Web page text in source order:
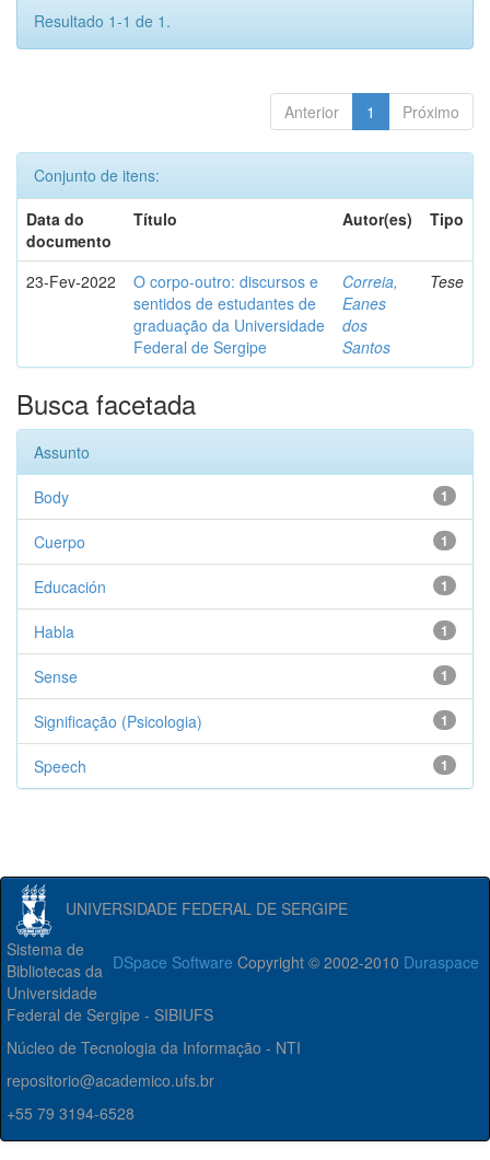
Resultado 1-1 de 1.
Anterior 1 Próximo
Conjunto de itens:
Data do
documento
Título Autor(es) Tipo
23-Fev-2022
O corpo-outro: discursos e
sentidos de estudantes de
graduação da Universidade
Federal de Sergipe
Correia,
Eanes
dos
Santos
Tese
Busca facetada
Assunto
1
Body
1
Cuerpo
1
Educación
1
Habla
1
Sense
1
Significação (Psicologia)
1
Speech
UNIVERSIDADE FEDERAL DE SERGIPE
DSpace Software Copyright © 2002-2010 Duraspace
Sistema de
Bibliotecas da
Universidade
Federal de Sergipe - SIBIUFS
Núcleo de Tecnologia da Informação - NTI
repositorio@academico.ufs.br
+55 79 3194-6528